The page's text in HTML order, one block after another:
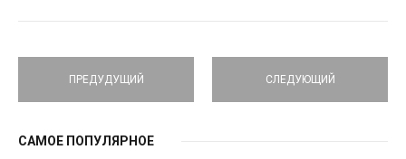
ПРЕДУДУЩИЙ СЛЕДУЮЩИЙ
САМОЕ ПОПУЛЯРНОЕ